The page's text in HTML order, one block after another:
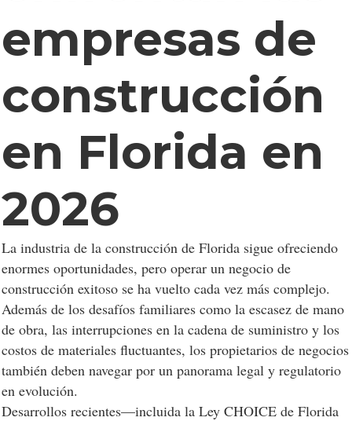
empresas de
construcción
en Florida en
2026
La industria de la construcción de Florida sigue ofreciendo
enormes oportunidades, pero operar un negocio de
construcción exitoso se ha vuelto cada vez más complejo.
Además de los desafíos familiares como la escasez de mano
de obra, las interrupciones en la cadena de suministro y los
costos de materiales fluctuantes, los propietarios de negocios
también deben navegar por un panorama legal y regulatorio
en evolución.
Desarrollos recientes—incluida la Ley CHOICE de Florida